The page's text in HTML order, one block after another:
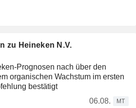
zu Heineken N.V.
Prognosen nach über den
organischen Wachstum im ersten
bestätigt
06.08.
MT